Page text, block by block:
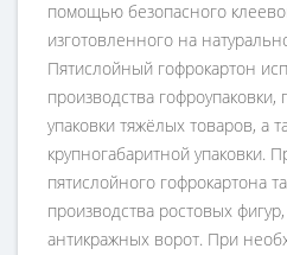
помощью безопасного
изготовленного на
Пятислойный гофрокартон
производства
упаковки тяжёлых товаров, а
крупногабаритной упаковки.
пятислойного гофрокартона
производства ростовых
антикражных ворот. При